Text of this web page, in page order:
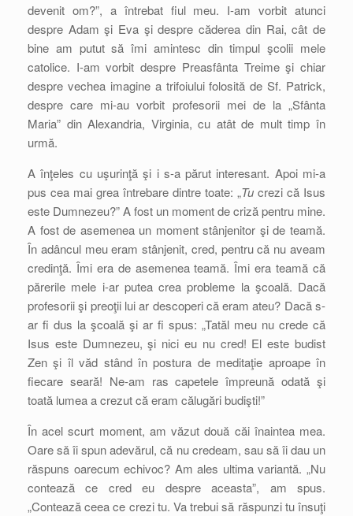
devenit om?”, a întrebat fiul meu. I-am vorbit atunci
despre Adam şi Eva şi despre căderea din Rai, cât de
bine am putut să îmi amintesc din timpul şcolii mele
catolice. I-am vorbit despre Preasfânta Treime şi chiar
despre vechea imagine a trifoiului folosită de Sf. Patrick,
despre care mi-au vorbit profesorii mei de la „Sfânta
Maria” din Alexandria, Virginia, cu atât de mult timp în
urmă.
A înţeles cu uşurinţă şi i s-a părut interesant. Apoi mi-a
pus cea mai grea întrebare dintre toate: „Tu crezi că Isus
este Dumnezeu?” A fost un moment de criză pentru mine.
A fost de asemenea un moment stânjenitor şi de teamă.
În adâncul meu eram stânjenit, cred, pentru că nu aveam
credinţă. Îmi era de asemenea teamă. Îmi era teamă că
părerile mele i-ar putea crea probleme la şcoală. Dacă
profesorii şi preoţii lui ar descoperi că eram ateu? Dacă s-
ar fi dus la şcoală şi ar fi spus: „Tatăl meu nu crede că
Isus este Dumnezeu, şi nici eu nu cred! El este budist
Zen şi îl văd stând în postura de meditaţie aproape în
fiecare seară! Ne-am ras capetele împreună odată şi
toată lumea a crezut că eram călugări budişti!”
În acel scurt moment, am văzut două căi înaintea mea.
Oare să îi spun adevărul, că nu credeam, sau să îi dau un
răspuns oarecum echivoc? Am ales ultima variantă. „Nu
contează ce cred eu despre aceasta”, am spus.
„Contează ceea ce crezi tu. Va trebui să răspunzi tu însuţi